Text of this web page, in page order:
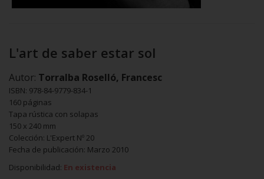
L'art de saber estar sol
Autor: Torralba Roselló, Francesc
ISBN: 978-84-9779-834-1
160 páginas
Tapa rústica con solapas
150 x 240 mm
Colección: L'Expert Nº 20
Fecha de publicación: Marzo 2010
Disponibilidad: En existencia